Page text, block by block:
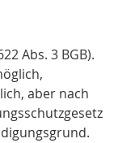
Abs. 3 BGB).
aber nach